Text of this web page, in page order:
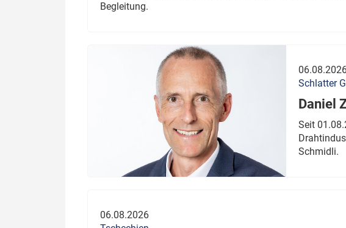
Begleitung.
Schlatter
Daniel
Seit
Schmidli.
06.08.2026